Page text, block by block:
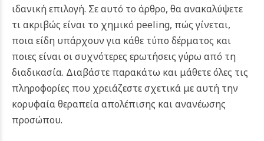
ιδανική επιλογή. Σε αυτό το άρθρο, θα ανακαλύψετε
τι ακριβώς είναι το χημικό peeling, πώς γίνεται,
ποια είδη υπάρχουν για κάθε τύπο δέρματος και
ποιες είναι οι συχνότερες ερωτήσεις γύρω από τη
διαδικασία. Διαβάστε παρακάτω και μάθετε όλες τις
πληροφορίες που χρειάζεστε σχετικά με αυτή την
κορυφαία θεραπεία απολέπισης και ανανέωσης
προσώπου.